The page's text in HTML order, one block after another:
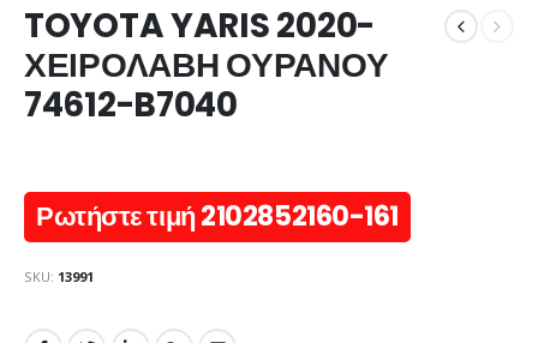
TOYOTA YARIS 2020-
ΧΕΙΡΟΛΑΒΗ ΟΥΡΑΝΟΥ
74612-B7040
Ρωτήστε τιμή 2102852160-161
SKU: 13991